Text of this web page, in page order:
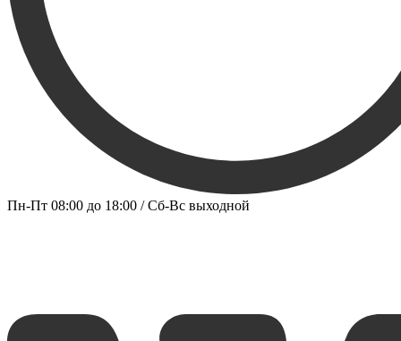
Пн-Пт 08:00 до 18:00 / Сб-Вс выходной